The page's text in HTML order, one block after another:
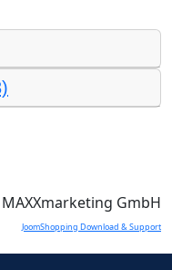
GmbH
JoomShopping Download & Support